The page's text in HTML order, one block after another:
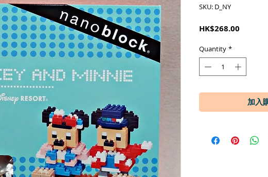
SKU: D_NY
HK$268.00
Quantity *